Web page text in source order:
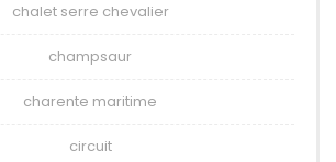
chalet serre chevalier
champsaur
charente maritime
circuit